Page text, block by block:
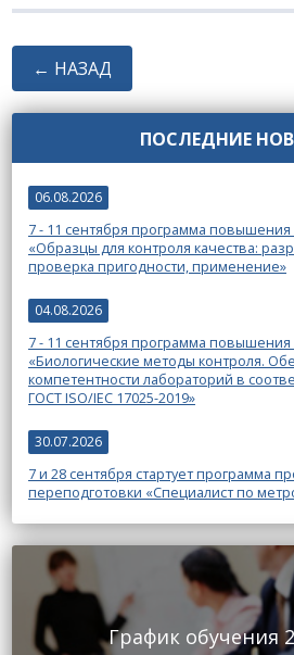
← НАЗАД
ПОСЛЕДНИЕ
06.08.2026
7 - 11 сентября программа
«Образцы для контроля качества:
проверка пригодности, применение»
04.08.2026
7 - 11 сентября программа
«Биологические методы контроля.
компетентности лабораторий в
ГОСТ ISO/IEC 17025-2019»
30.07.2026
7 и 28 сентября стартует программа
переподготовки «Специалист по
График обучения